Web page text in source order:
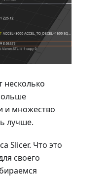
несколько
и множество
лучше.
Slicer. Что это
своего